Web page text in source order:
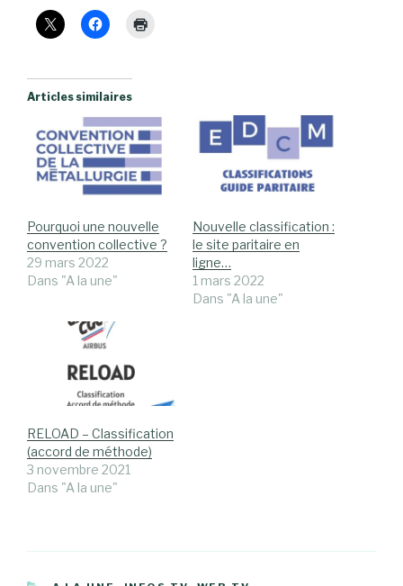
Articles similaires
Pourquoi une nouvelle
convention collective ?
29 mars 2022
Dans "A la une"
Nouvelle classification :
le site paritaire en
ligne…
1 mars 2022
Dans "A la une"
RELOAD – Classification
(accord de méthode)
3 novembre 2021
Dans "A la une"